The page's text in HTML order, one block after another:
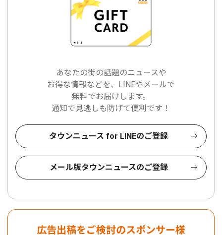
あなたの街の話題のニュースや
お得な情報などを、LINEやメールで
無料でお届けします。
通知で見逃しも防げて便利です！
タウンニュース for LINEのご登録
メール版タウンニュースのご登録
広告出稿をご検討のスポンサー様